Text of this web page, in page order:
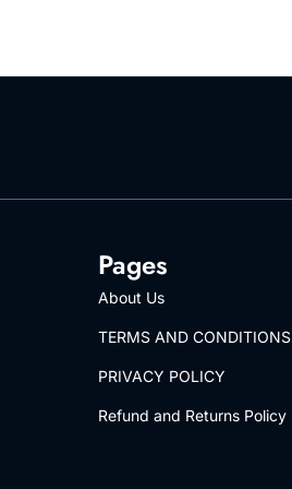
Pages
About Us
TERMS AND CONDITIONS
PRIVACY POLICY
Refund and Returns Policy